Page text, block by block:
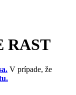
RAST
V prípade, že